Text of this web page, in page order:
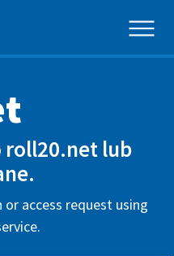
roll20.net lub
access request using